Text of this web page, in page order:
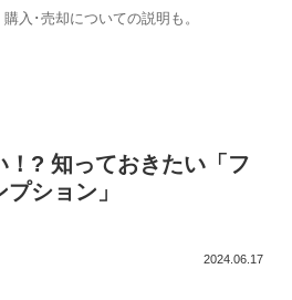
入･売却についての説明も。
！? 知っておきたい「フ
ション」
2024.06.17